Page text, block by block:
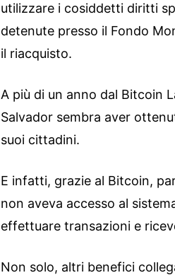
utilizzare i cosiddetti diritti
detenute presso il Fondo
il riacquisto.
A più di un anno dal Bitcoin
Salvador sembra aver
suoi cittadini.
E infatti, grazie al Bitcoin,
non aveva accesso al
effettuare transazioni e
Non solo, altri benefici